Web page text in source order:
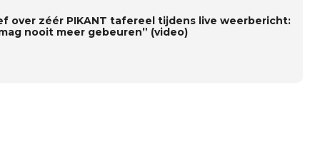
over zéér PIKANT tafereel tijdens live weerbericht:
nooit meer gebeuren” (video)